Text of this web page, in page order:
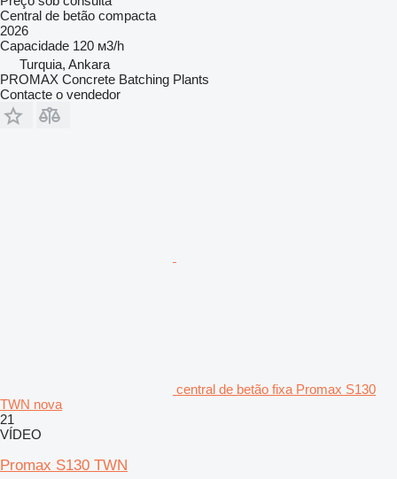
Central de betão compacta
2026
Capacidade 120 м3/h
Turquia, Ankara
PROMAX Concrete Batching Plants
Contacte o vendedor
central de betão fixa Promax S130
TWN nova
21
VÍDEO
Promax S130 TWN